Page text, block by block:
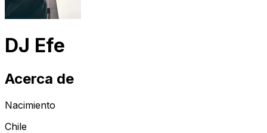
DJ Efe
Acerca de
Nacimiento
Chile